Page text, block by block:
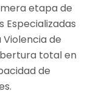
etapa de
Especializadas
de
total en
de